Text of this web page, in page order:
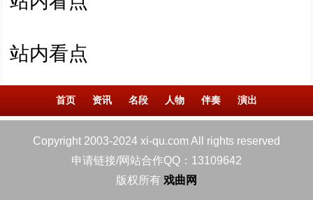
站内看点
首页 资讯 名段 人物 伴奏 演出
Copyright 2003-2024 xi-qu.com All rights reserved
申请链接/网站合作QQ：13109642
版权所有 戏曲网